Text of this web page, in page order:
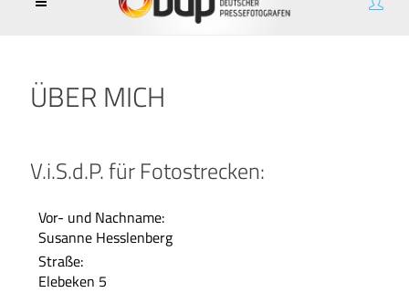
ÜBER MICH
V.i.S.d.P. für Fotostrecken:
Vor- und Nachname:
Susanne Hesslenberg
Straße:
Elebeken 5